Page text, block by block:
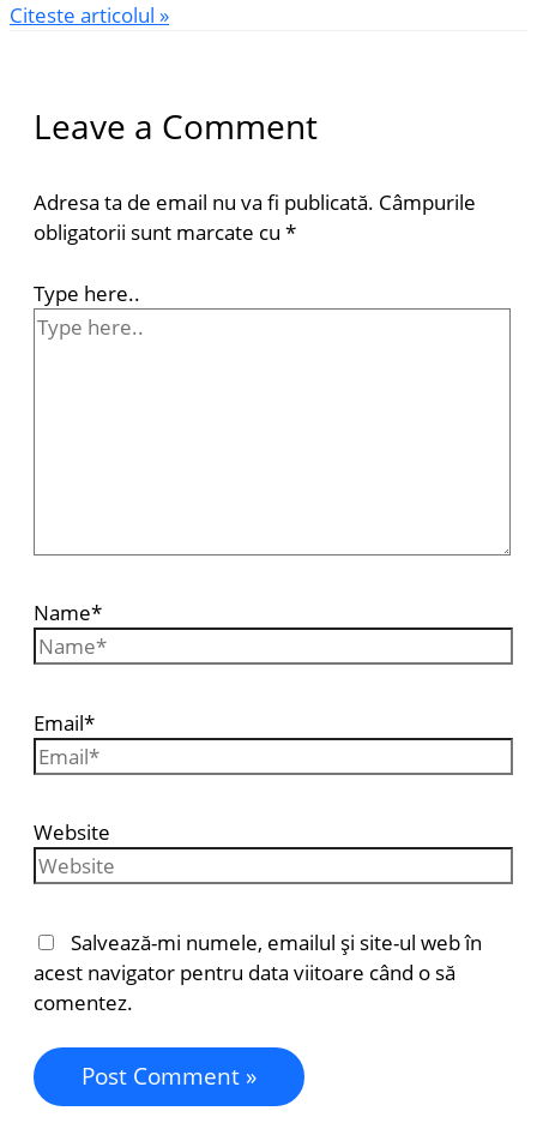
Citeste articolul »
Leave a Comment
Adresa ta de email nu va fi publicată. Câmpurile
obligatorii sunt marcate cu *
Type here..
Name*
Email*
Website
Salvează-mi numele, emailul și site-ul web în
acest navigator pentru data viitoare când o să
comentez.